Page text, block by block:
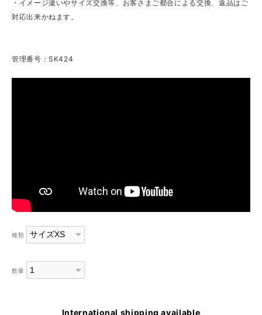
・イメージ違いやサイズ交換等、お客さまご都合による交換、返品はご
対応出来かねます。
管理番号：SK424
種類
数量
International shipping available